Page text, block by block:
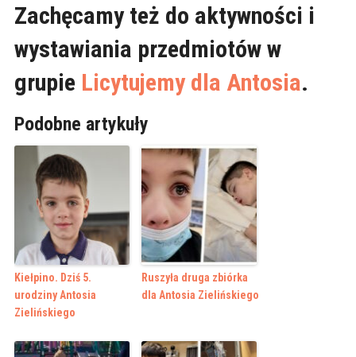
Zachęcamy też do aktywności i
wystawiania przedmiotów w
grupie Licytujemy dla Antosia.
Podobne artykuły
Kiełpino. Dziś 5.
urodziny Antosia
Zielińskiego
Ruszyła druga zbiórka
dla Antosia Zielińskiego